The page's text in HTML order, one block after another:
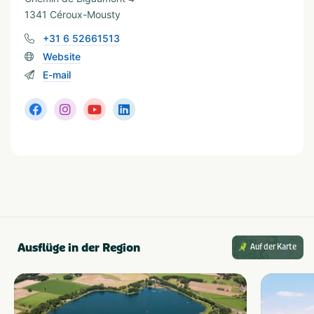
In der Nähe
Dierentuin
Fietsroutes
1341 Céroux-Mousty
+31 6 52661513
Website
E-mail
Ausflüge in der Region Auf der Karte